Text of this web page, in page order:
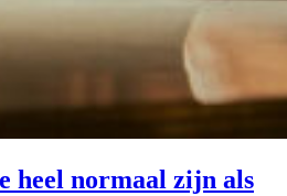
heel normaal zijn als